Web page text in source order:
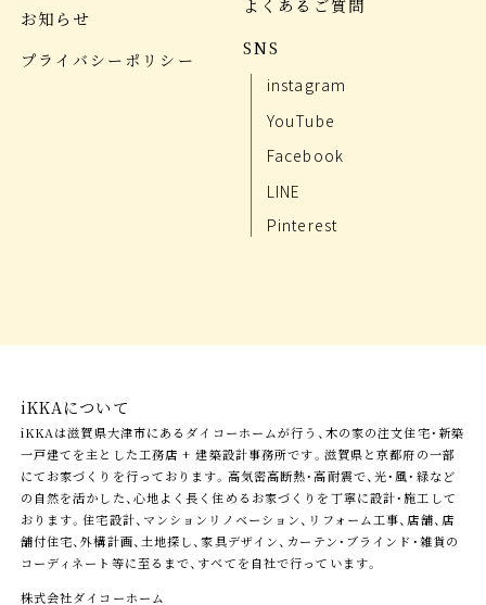
お知らせ
プライバシーポリシー
よくあるご質問
SNS
instagram
YouTube
Facebook
LINE
Pinterest
iKKAについて
iKKAは滋賀県大津市にあるダイコーホームが行う、木の家の注文住宅・新築
一戸建てを主とした工務店 + 建築設計事務所です。滋賀県と京都府の一部
にてお家づくりを行っております。高気密高断熱・高耐震で、光・風・緑など
の自然を活かした、心地よく長く住めるお家づくりを丁寧に設計・施工して
おります。住宅設計、マンションリノベーション、リフォーム工事、店舗、店
舗付住宅、外構計画、土地探し、家具デザイン、カーテン・ブラインド・雑貨の
コーディネート等に至るまで、すべてを自社で行っています。
株式会社ダイコーホーム